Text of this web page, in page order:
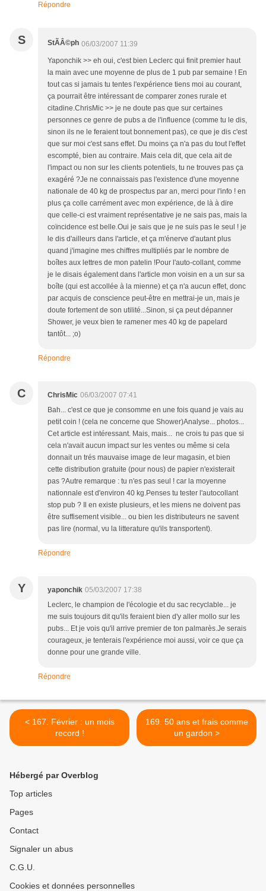
Répondre
S StÃÂ©ph 06/03/2007 11:39
Yaponchik >> eh oui, c'est bien Leclerc qui finit premier haut
la main avec une moyenne de plus de 1 pub par semaine ! En
tout cas si jamais tu tentes l'expérience tiens moi au courant,
ça pourrait être intéressant de comparer zones rurale et
citadine.ChrisMic >> je ne doute pas que sur certaines
personnes ce genre de pubs a de l'influence (comme tu le dis,
sinon ils ne le feraient tout bonnement pas), ce que je dis c'est
que sur moi c'est sans effet. Du moins ça n'a pas du tout l'effet
escompté, bien au contraire. Mais cela dit, que cela ait de
l'impact ou non sur les clients potentiels, tu ne trouves pas ça
exagéré ?Je ne connaissais pas l'existence d'une moyenne
nationale de 40 kg de prospectus par an, merci pour l'info ! en
plus ça colle carrément avec mon expérience, de là à dire
que celle-ci est vraiment représentative je ne sais pas, mais la
coïncidence est belle.Oui je sais que je ne suis pas le seul ! je
le dis d'ailleurs dans l'article, et ça m'énerve d'autant plus
quand j'imagine mes chiffres multipliés par le nombre de
boîtes aux lettres de mon patelin !Pour l'auto-collant, comme
je le disais également dans l'article mon voisin en a un sur sa
boîte (qui est accollée à la mienne) et ça n'a aucun effet, donc
par acquis de conscience peut-être en mettrai-je un, mais je
doute fortement de son utilité...Sinon, si ça peut dépanner
Shower, je veux bien te ramener mes 40 kg de papelard
tantôt... ;o)
Répondre
C ChrisMic 06/03/2007 07:41
Bah... c'est ce que je consomme en une fois quand je vais au
petit coin ! (cela ne concerne que Shower)Analyse... photos...
Cet article est intéressant. Mais, mais... ne crois tu pas que si
cela n'avait aucun impact sur les ventes ou même si cela
donnait un trés mauvaise image de leur magasin, et bien
cette distribution gratuite (pour nous) de papier n'existerait
pas ?Autre remarque : tu n'es pas seul ! car la moyenne
nationnale est d'environ 40 kg.Penses tu tester l'autocollant
stop pub ? Il en existe plusieurs, et les miens ne doivent pas
être suffisement visible... ou bien les distributeurs ne savent
pas lire (normal, vu la litterature qu'ils transportent).
Répondre
Y yaponchik 05/03/2007 17:38
Leclerc, le champion de l'écologie et du sac recyclable... je
me suis toujours dit qu'ils feraient bien d'y aller mollo sur les
pubs... Et je vois qu'il arrive premier de ton palmarès.Je serais
courageux, je tenterais l'expérience moi aussi, voir ce que ça
donne pour une grande ville.
Répondre
< 167. Février : un mois
record !
169. 50 ans et frais comme
un gardon >
Hébergé par Overblog
Top articles
Pages
Contact
Signaler un abus
C.G.U.
Cookies et données personnelles